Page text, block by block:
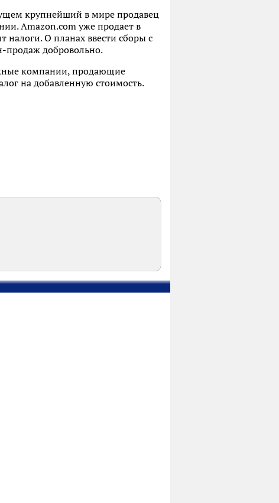
крупнейший в мире продавец
Amazon.com уже продает в
налоги. О планах ввести сборы с
продаж добровольно.
компании, продающие
на добавленную стоимость.